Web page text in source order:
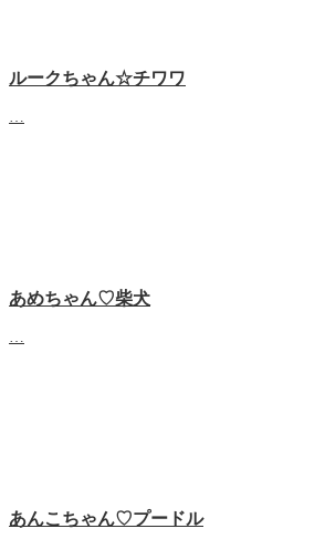
ルークちゃん☆チワワ
あめちゃん♡‬柴犬
あんこちゃん♡‬プードル